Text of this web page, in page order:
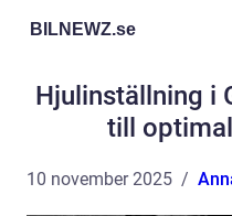
BILNEWZ.se
Hjulinställning i
till
10 november 2025